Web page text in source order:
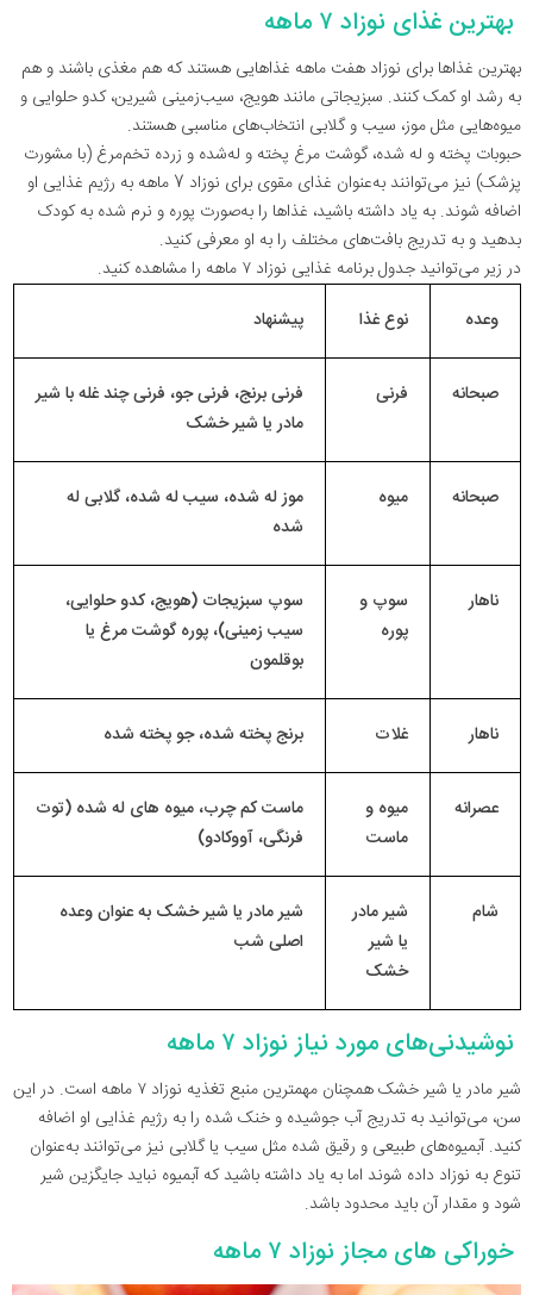
بهترین غذای نوزاد ۷ ماهه
بهترین غذاها برای نوزاد هفت ماهه غذاهایی هستند که هم مغذی باشند و هم
به رشد او کمک کنند. سبزیجاتی مانند هویج، سیب‌زمینی شیرین، کدو حلوایی و
میوه‌هایی مثل موز، سیب و گلابی انتخاب‌های مناسبی هستند.
حبوبات پخته و له شده، گوشت مرغ پخته و له‌شده و زرده تخم‌مرغ (با مشورت
پزشک) نیز می‌توانند به‌عنوان غذای مقوی برای نوزاد 7 ماهه به رژیم غذایی او
اضافه شوند. به یاد داشته باشید، غذاها را به‌صورت پوره و نرم شده به کودک
بدهید و به تدریج بافت‌های مختلف را به او معرفی کنید.
در زیر می‌توانید جدول برنامه غذایی نوزاد ۷ ماهه را مشاهده کنید.
وعده
نوع غذا پیشنهاد
صبحانه فرنی
فرنی برنج، فرنی جو، فرنی چند غله با شیر
مادر یا شیر خشک
صبحانه میوه
موز له شده، سیب له شده، گلابی له
شده
ناهار
سوپ و
پوره
سوپ سبزیجات (هویج، کدو حلوایی،
سیب زمینی)، پوره گوشت مرغ یا
بوقلمون
ناهار غلات برنج پخته شده، جو پخته شده
عصرانه
میوه و
ماست
ماست کم چرب، میوه های له شده (توت
فرنگی، آووکادو)
شام
شیر مادر
یا شیر
خشک
شیر مادر یا شیر خشک به عنوان وعده
اصلی شب
نوشیدنی‌های مورد نیاز نوزاد ۷ ماهه
شیر مادر یا شیر خشک همچنان مهمترین منبع تغذیه نوزاد ۷ ماهه است. در این
سن، می‌توانید به تدریج آب جوشیده و خنک شده را به رژیم غذایی او اضافه
کنید. آبمیوه‌های طبیعی و رقیق شده مثل سیب یا گلابی نیز می‌توانند به‌عنوان
تنوع به نوزاد داده شوند اما به یاد داشته باشید که آبمیوه نباید جایگزین شیر
شود و مقدار آن باید محدود باشد.
خوراکی های مجاز نوزاد ۷ ماهه